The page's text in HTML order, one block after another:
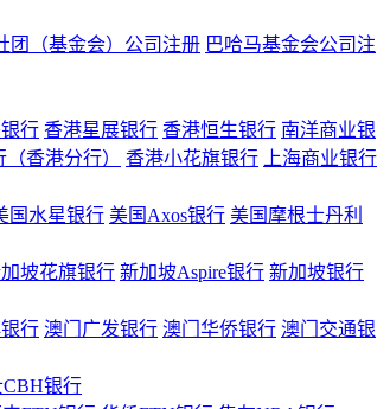
团（基金会）公司注册 巴哈马基金会公司注
行 香港星展银行 香港恒生银行 南洋商业银
香港分行） 香港小花旗银行
上海商业银行
国水星银行 美国Axos银行 美国摩根士丹利
坡花旗银行 新加坡Aspire银行 新加坡银行
行 澳门广发银行 澳门华侨银行 澳门交通银
银行